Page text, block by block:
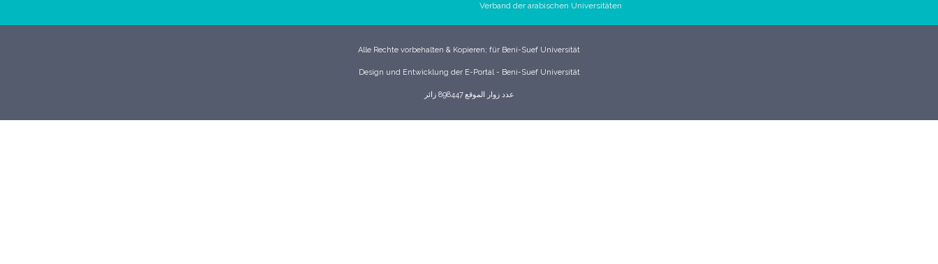
Verband der arabischen Universitäten
Alle Rechte vorbehalten & Kopieren; für Beni-Suef Universität
Design und Entwicklung der E-Portal - Beni-Suef Universität
عدد زوار الموقع 898447 زائر